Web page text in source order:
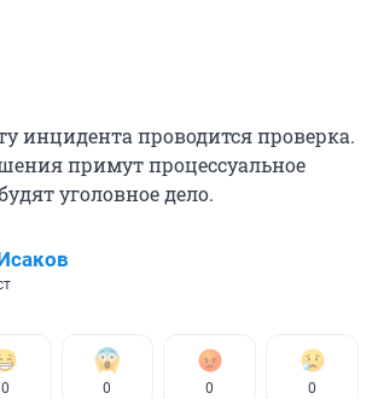
инцидента проводится проверка.
примут процессуальное
уголовное дело.
0 0 0 0